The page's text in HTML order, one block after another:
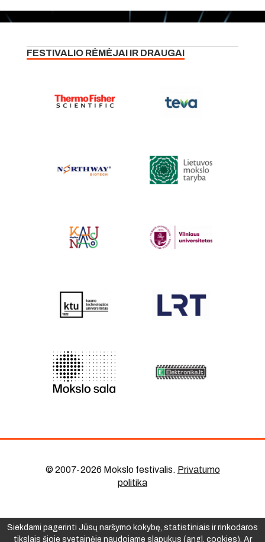
FESTIVALIO RĖMĖJAI IR DRAUGAI
© 2007-2026 Mokslo festivalis. Privatumo
politika
Siekdami pagerinti Jūsų naršymo kokybę, statistiniais ir rinkodaros
tikslais šioje svetainėje naudojame slapukus (angl. cookies). Ar